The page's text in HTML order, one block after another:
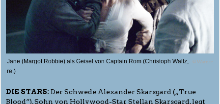
Jane (Margot Robbie) als Geisel von Captain Rom (Christoph Waltz,
re.)
© Warner
DIE STARS: Der Schwede Alexander Skarsgard („True
Blood“), Sohn von Hollywood-Star Stellan Skarsgard, legt